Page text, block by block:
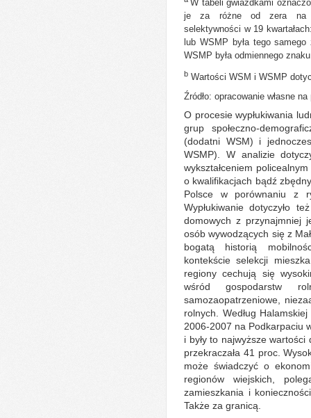
W tabeli gwiazdkami
je za różne od zera na
selektywności w 19
lub WSMP była tego
WSMP była odmiennego
b Wartości WSM i WSMP
Źródło: opracowanie własne
O procesie wypłukiwania
grup społeczno-
(dodatni WSM) i
WSMP). W analizie
wykształceniem
o kwalifikacjach bądź
Polsce w porównaniu z
Wypłukiwanie dotyczyło
domowych z przynajmniej
osób wywodzących się z
bogatą historią
kontekście selekcji
regiony cechują się
wśród gospodarstw
samozaopatrzeniowe,
rolnych. Według
2006-2007 na Podkarpaciu
i były to najwyższe
przekraczała 41 proc.
może świadczyć o
regionów wiejskich,
zamieszkania i
Także za granicą.